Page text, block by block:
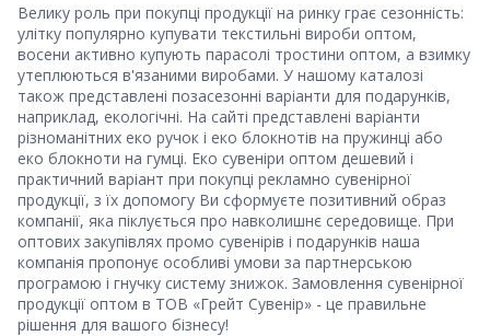
Велику роль при покупці продукції на ринку грає сезонність:
улітку популярно купувати текстильні вироби оптом,
восени активно купують парасолі тростини оптом, а взимку
утеплюються в'язаними виробами. У нашому каталозі
також представлені позасезонні варіанти для подарунків,
наприклад, екологічні. На сайті представлені варіанти
різноманітних еко ручок і еко блокнотів на пружинці або
еко блокноти на гумці. Еко сувеніри оптом дешевий і
практичний варіант при покупці рекламно сувенірної
продукції, з їх допомогу Ви сформуєте позитивний образ
компанії, яка піклується про навколишнє середовище. При
оптових закупівлях промо сувенірів і подарунків наша
компанія пропонує особливі умови за партнерською
програмою і гнучку систему знижок. Замовлення сувенірної
продукції оптом в ТОВ «Грейт Сувенір» - це правильне
рішення для вашого бізнесу!